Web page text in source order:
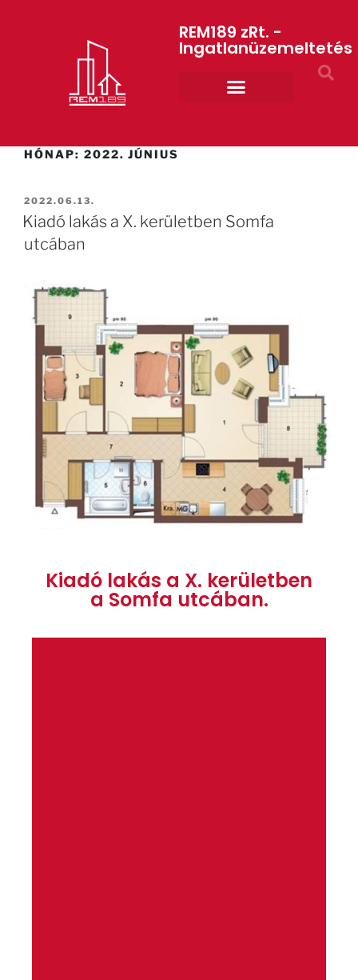
REM189 zRt. -
Ingatlanüzemeltetés
HÓNAP: 2022. JÚNIUS
2022.06.13.
Kiadó lakás a X. kerületben Somfa
utcában
Kiadó lakás a X. kerületben
a Somfa utcában.